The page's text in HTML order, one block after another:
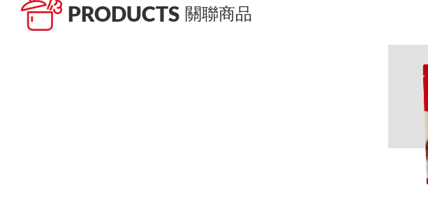
PRODUCTS 關聯商品